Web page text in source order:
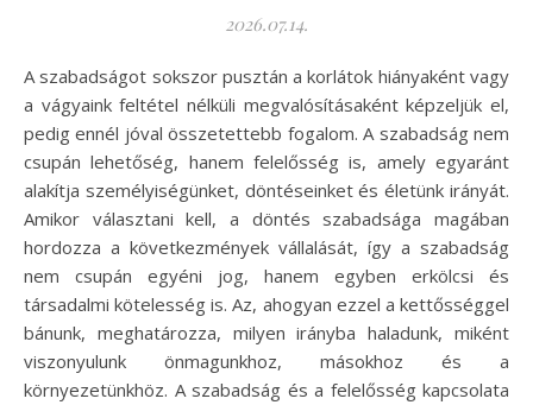
2026.07.14.
A szabadságot sokszor pusztán a korlátok hiányaként vagy
a vágyaink feltétel nélküli megvalósításaként képzeljük el,
pedig ennél jóval összetettebb fogalom. A szabadság nem
csupán lehetőség, hanem felelősség is, amely egyaránt
alakítja személyiségünket, döntéseinket és életünk irányát.
Amikor választani kell, a döntés szabadsága magában
hordozza a következmények vállalását, így a szabadság
nem csupán egyéni jog, hanem egyben erkölcsi és
társadalmi kötelesség is. Az, ahogyan ezzel a kettősséggel
bánunk, meghatározza, milyen irányba haladunk, miként
viszonyulunk önmagunkhoz, másokhoz és a
környezetünkhöz. A szabadság és a felelősség kapcsolata